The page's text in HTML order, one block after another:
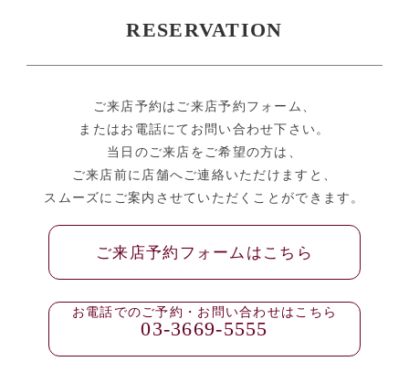
RESERVATION
ご来店予約はご来店予約フォーム、
またはお電話にてお問い合わせ下さい。
当日のご来店をご希望の方は、
ご来店前に店舗へご連絡いただけますと、
スムーズにご案内させていただくことができます。
ご来店予約フォームはこちら
お電話でのご予約・お問い合わせはこちら
03-3669-5555